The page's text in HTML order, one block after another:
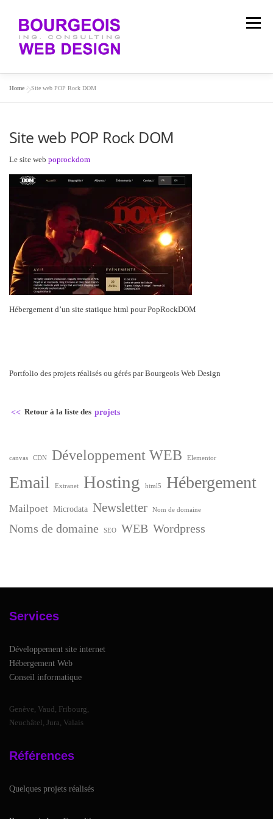
contenu
Menu
DÉVELOPPEMENT WEB
SERVICES IT CONTACT
Home »Site web POP Rock DOM
Site web POP Rock DOM
Le site web poprockdom
Hébergement d’un site statique html pour PopRockDOM
Portfolio des projets réalisés ou gérés par Bourgeois Web Design
<< Retour à la liste des projets
canvas CDN Développement WEB Elementor
Email Extranet Hosting html5 Hébergement
Mailpoet Microdata Newsletter Nom de domaine
Noms de domaine SEO WEB Wordpress
Services
Développement site internet
Hébergement Web
Conseil informatique
Genève, Vaud, Fribourg,
Neuchâtel, Jura, Valais
Références
Quelques projets réalisés